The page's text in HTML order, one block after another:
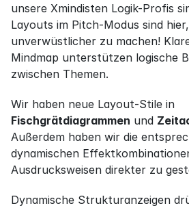
unsere Xmindisten Logik-Profis
Layouts im Pitch-Modus sind
unverwüstlicher zu machen!
Mindmap unterstützen logische
zwischen Themen.
Fischgrätdiagrammen und
Außerdem haben wir die
dynamischen
Ausdrucksweisen direkter zu
Dynamische Strukturanzeigen